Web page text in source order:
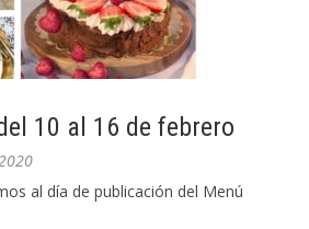
10 al 16 de febrero
al día de publicación del Menú